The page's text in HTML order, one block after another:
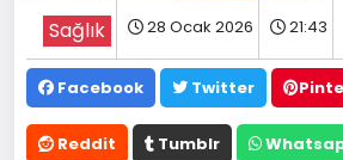
Sağlık 28 Ocak 2026 21:43
Facebook Twitter
Reddit Tumblr